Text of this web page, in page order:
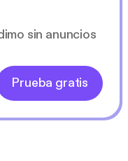
sin anuncios
Prueba gratis